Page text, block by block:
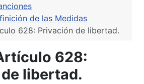
de las Medidas
628: Privación de libertad.
628:
libertad.